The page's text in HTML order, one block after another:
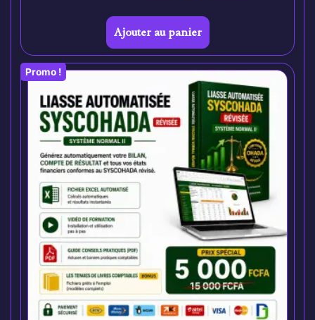
Ajouter au panier
Promo !